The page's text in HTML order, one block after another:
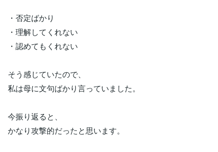
・否定ばかり
・理解してくれない
・認めてもくれない
そう感じていたので、
私は母に文句ばかり言っていました。
今振り返ると、
かなり攻撃的だったと思います。